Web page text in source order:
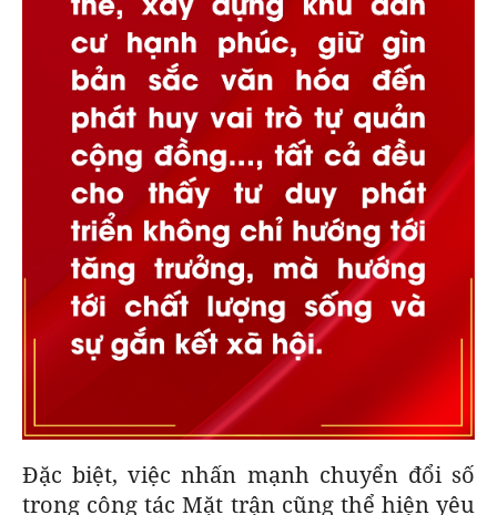
Đặc biệt, việc nhấn mạnh chuyển đổi số
trong công tác Mặt trận cũng thể hiện yêu